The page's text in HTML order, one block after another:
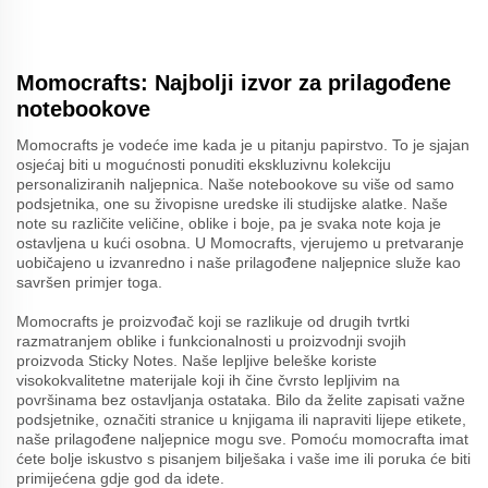
Momocrafts: Najbolji izvor za prilagođene
notebookove
Momocrafts je vodeće ime kada je u pitanju papirstvo. To je sjajan
osjećaj biti u mogućnosti ponuditi ekskluzivnu kolekciju
personaliziranih naljepnica. Naše notebookove su više od samo
podsjetnika, one su živopisne uredske ili studijske alatke. Naše
note su različite veličine, oblike i boje, pa je svaka note koja je
ostavljena u kući osobna. U Momocrafts, vjerujemo u pretvaranje
uobičajeno u izvanredno i naše prilagođene naljepnice služe kao
savršen primjer toga.
Momocrafts je proizvođač koji se razlikuje od drugih tvrtki
razmatranjem oblike i funkcionalnosti u proizvodnji svojih
proizvoda Sticky Notes. Naše lepljive beleške koriste
visokokvalitetne materijale koji ih čine čvrsto lepljivim na
površinama bez ostavljanja ostataka. Bilo da želite zapisati važne
podsjetnike, označiti stranice u knjigama ili napraviti lijepe etikete,
naše prilagođene naljepnice mogu sve. Pomoću momocrafta imat
ćete bolje iskustvo s pisanjem bilješaka i vaše ime ili poruka će biti
primijećena gdje god da idete.